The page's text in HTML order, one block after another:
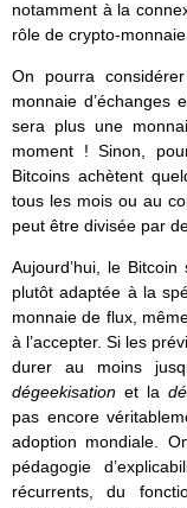
notamment à la
rôle de crypto-monnaie
On pourra
monnaie d’échanges
sera plus une
moment ! Sinon,
Bitcoins achètent
tous les mois ou au
peut être divisée par
Aujourd’hui, le
plutôt adaptée à la
monnaie de flux,
à l’accepter. Si les
durer au moins
dégeekisation et la
pas encore
adoption mondiale.
pédagogie
récurrents, du